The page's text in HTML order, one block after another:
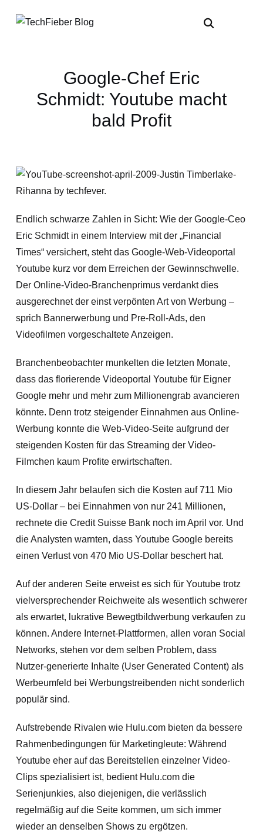
Google-Chef Eric
Schmidt: Youtube macht
bald Profit
Endlich schwarze Zahlen in Sicht: Wie der Google-Ceo
Eric Schmidt in einem Interview mit der „Financial
Times“ versichert, steht das Google-Web-Videoportal
Youtube kurz vor dem Erreichen der Gewinnschwelle.
Der Online-Video-Branchenprimus verdankt dies
ausgerechnet der einst verpönten Art von Werbung –
sprich Bannerwerbung und Pre-Roll-Ads, den
Videofilmen vorgeschaltete Anzeigen.
Branchenbeobachter munkelten die letzten Monate,
dass das florierende Videoportal Youtube für Eigner
Google mehr und mehr zum Millionengrab avancieren
könnte. Denn trotz steigender Einnahmen aus Online-
Werbung konnte die Web-Video-Seite aufgrund der
steigenden Kosten für das Streaming der Video-
Filmchen kaum Profite erwirtschaften.
In diesem Jahr belaufen sich die Kosten auf 711 Mio
US-Dollar – bei Einnahmen von nur 241 Millionen,
rechnete die Credit Suisse Bank noch im April vor. Und
die Analysten warnten, dass Youtube Google bereits
einen Verlust von 470 Mio US-Dollar beschert hat.
Auf der anderen Seite erweist es sich für Youtube trotz
vielversprechender Reichweite als wesentlich schwerer
als erwartet, lukrative Bewegtbildwerbung verkaufen zu
können. Andere Internet-Plattformen, allen voran Social
Networks, stehen vor dem selben Problem, dass
Nutzer-generierte Inhalte (User Generated Content) als
Werbeumfeld bei Werbungstreibenden nicht sonderlich
populär sind.
Aufstrebende Rivalen wie Hulu.com bieten da bessere
Rahmenbedingungen für Marketingleute: Während
Youtube eher auf das Bereitstellen einzelner Video-
Clips spezialisiert ist, bedient Hulu.com die
Serienjunkies, also diejenigen, die verlässlich
regelmäßig auf die Seite kommen, um sich immer
wieder an denselben Shows zu ergötzen.